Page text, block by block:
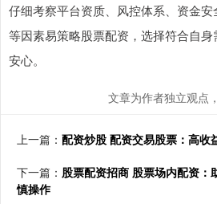
仔细考察平台资质、风控体系、资金
等因素易策略股票配资，选择符合自
安心。
文章为作者独立观点
上一篇： 配资炒股 配资交易股票：高收
下一篇： 股票配资招商 股票场内配资：
慎操作